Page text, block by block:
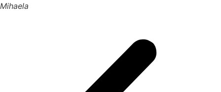
Mihaela